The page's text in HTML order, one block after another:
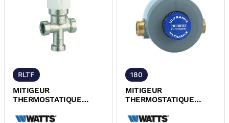
RLTF
MITIGEUR
THERMOSTATIQUE
LAITON NICKELE
180
MITIGEUR
THERMOSTATIQUE
ACS ULTRAMIX WATTS